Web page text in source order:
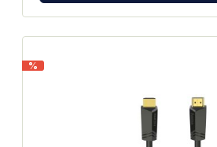
HF-Abschirmung sorgt für
vielseitige Einsatzmöglichkeiten Nierencharakteristik
zur gezielten Klangaufnahme und
3 cm Gewicht: 463 g
%